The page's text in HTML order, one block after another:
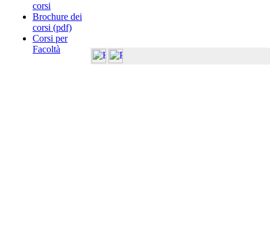
corsi
Brochure dei
corsi (pdf)
Corsi per
Facoltà